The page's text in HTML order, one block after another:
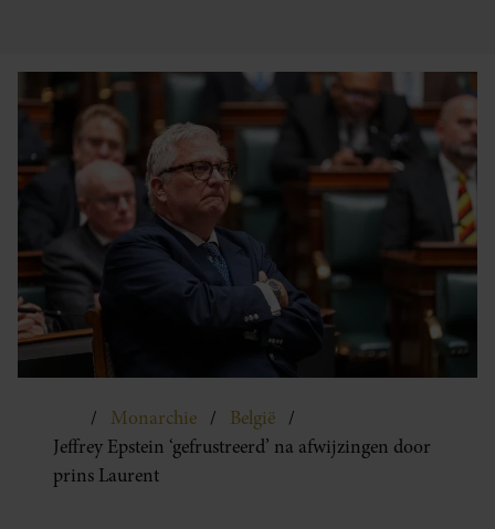
Monarchie
België
Jeffrey Epstein ‘gefrustreerd’ na afwijzingen door
prins Laurent